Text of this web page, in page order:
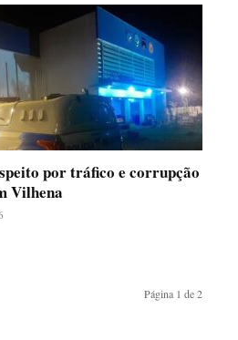
por tráfico e corrupção
Vilhena
Página 1 de 2